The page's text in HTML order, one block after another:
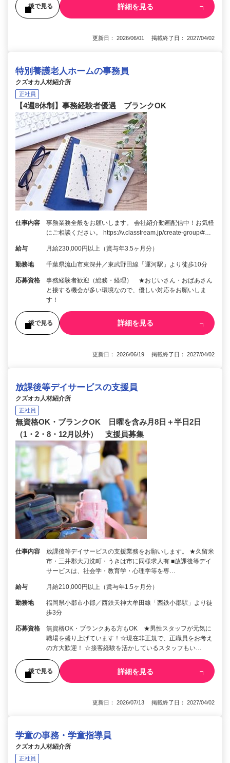
後で見る 詳細を見る
更新日： 2026/06/01 掲載終了日： 2027/04/02
特別養護老人ホームの事務員
クズオカ人材紹介所
正社員
【4週8休制】事務経験者優遇 ブランクOK
仕事内容
事務業務全般をお願いします。 会社紹介動画配信中！お気軽
にご相談ください。 https://v.classtream.jp/create-group/#…
給与 月給230,000円以上（賞与年3.5ヶ月分）
勤務地 千葉県流山市東深井／東武野田線「運河駅」より徒歩10分
応募資格
事務経験者歓迎（総務・経理） ★おじいさん・おばあさん
と接する機会が多い環境なので、優しい対応をお願いしま
す！
後で見る 詳細を見る
更新日： 2026/06/19 掲載終了日： 2027/04/02
放課後等デイサービスの支援員
クズオカ人材紹介所
正社員
無資格OK・ブランクOK 日曜を含み月8日＋半日2日
（1・2・8・12月以外） 支援員募集
仕事内容
放課後等デイサービスの支援業務をお願いします。 ★久留米
市・三井郡大刀洗町・うきは市に同様求人有 ■放課後等デイ
サービスは、社会学・教育学・心理学等を専…
給与 月給210,000円以上（賞与年1.5ヶ月分）
勤務地
福岡県小郡市小郡／西鉄天神大牟田線「西鉄小郡駅」より徒
歩3分
応募資格
無資格OK・ブランクある方もOK ★男性スタッフが元気に
職場を盛り上げています！☆現在非正規で、正職員をお考え
の方大歓迎！ ☆接客経験を活かしているスタッフもい…
後で見る 詳細を見る
更新日： 2026/07/13 掲載終了日： 2027/04/02
学童の事務・学童指導員
クズオカ人材紹介所
正社員